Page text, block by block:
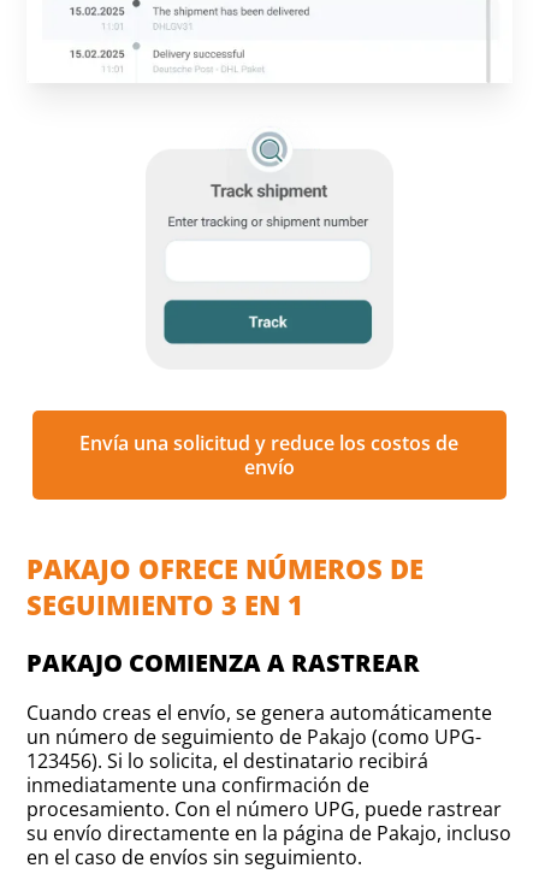
Envía una solicitud y reduce los costos de
envío
PAKAJO OFRECE NÚMEROS DE
SEGUIMIENTO 3 EN 1
PAKAJO COMIENZA A RASTREAR
Cuando creas el envío, se genera automáticamente
un número de seguimiento de Pakajo (como UPG-
123456). Si lo solicita, el destinatario recibirá
inmediatamente una confirmación de
procesamiento. Con el número UPG, puede rastrear
su envío directamente en la página de Pakajo, incluso
en el caso de envíos sin seguimiento.